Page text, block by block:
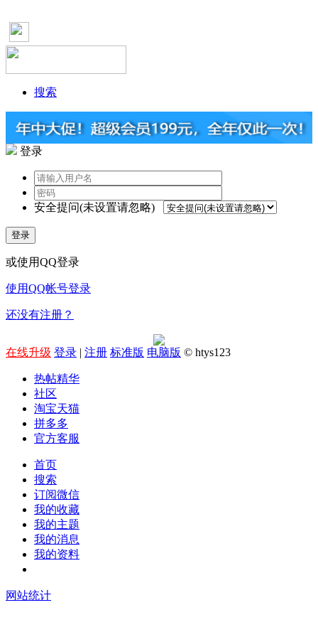
搜索
登录
安全提问(未设置请忽略)
登录
或使用QQ登录
使用QQ帐号登录
还没有注册？
在线升级 登录 | 注册 标准版 电脑版 © htys123
热帖精华
社区
淘宝天猫
拼多多
官方客服
首页
搜索
订阅微信
我的收藏
我的主题
我的消息
我的资料
网站统计